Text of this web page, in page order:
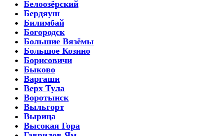
Белоозёрский
Бердяуш
Билимбай
Богородск
Большие Вязёмы
Большое Козино
Борисовичи
Быково
Варгаши
Верх Тула
Воротынск
Выльгорт
Вырица
Высокая Гора